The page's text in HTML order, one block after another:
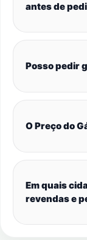
antes de
Posso pedir
O Preço do
Em quais
revendas e